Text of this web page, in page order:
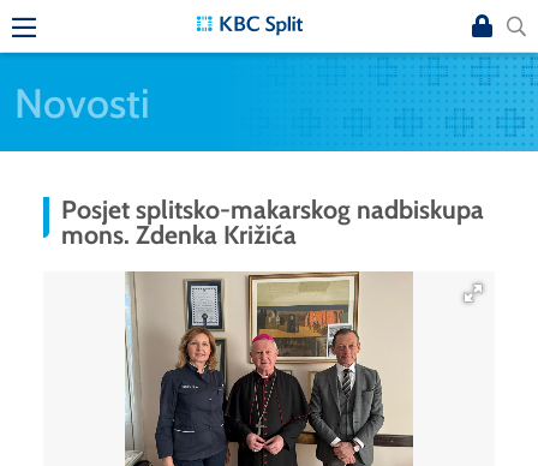
Novosti
Posjet splitsko-makarskog nadbiskupa
mons. Zdenka Križića